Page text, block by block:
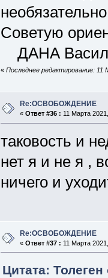
Советую
ДАНА
« Последнее редактирование:
Re:ОСВОБОЖДЕНИЕ
« Ответ #36 : 11 Марта
таковость и
нет я и не я ,
ничего и
Re:ОСВОБОЖДЕНИЕ
« Ответ #37 : 11 Марта
Цитата: